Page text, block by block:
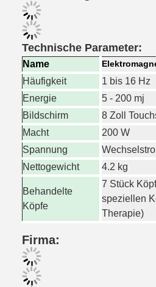
Technische Parameter:
Name
Häufigkeit
1 bis 16 Hz
Energie
5 - 200 mj
Bildschirm
8 Zoll
Macht
200 W
Spannung
Nettogewicht
4.2 kg
Behandelte
Köpfe
7 Stück
speziellen
Therapie)
Firma: